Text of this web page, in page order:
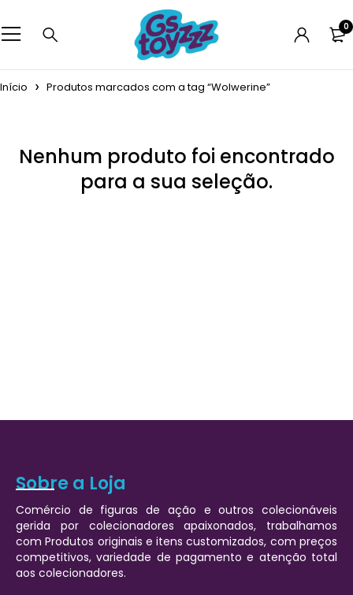
0
Início Produtos marcados com a tag “Wolwerine”
Nenhum produto foi encontrado
para a sua seleção.
Sobre a Loja
Comércio de figuras de ação e outros colecionáveis
gerida por colecionadores apaixonados, trabalhamos
com Produtos originais e itens customizados, com preços
competitivos, variedade de pagamento e atenção total
aos colecionadores.